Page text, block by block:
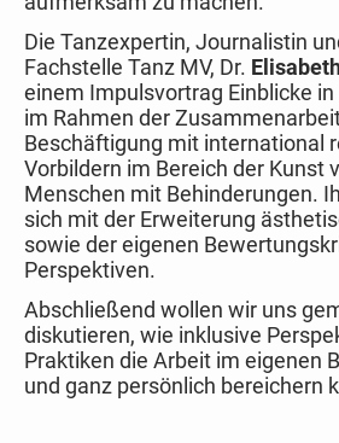
Die Tanzexpertin, Journalistin
Fachstelle Tanz MV, Dr.
einem Impulsvortrag Einblicke
im Rahmen der
Beschäftigung mit international
Vorbildern im Bereich der Kunst
Menschen mit Behinderungen.
sich mit der Erweiterung
sowie der eigenen
Perspektiven.
Abschließend wollen wir uns
diskutieren, wie inklusive
Praktiken die Arbeit im eigenen
und ganz persönlich bereichern